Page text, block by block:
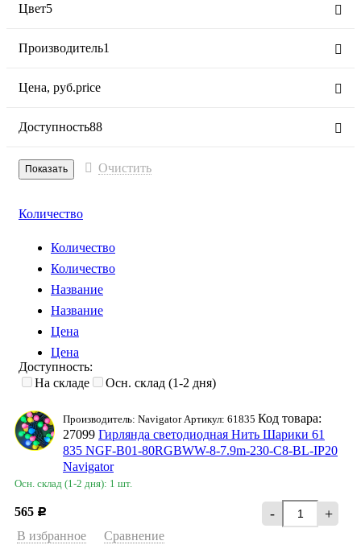
Цвет5
Производитель1
Цена, руб.price
Доступность88
Очистить
Количество
Количество
Количество
Название
Название
Цена
Цена
Доступность:
На складе
Осн. склад (1-2 дня)
Производитель: Navigator Артикул: 61835 Код товара:
27099 Гирлянда светодиодная Нить Шарики 61
835 NGF-B01-80RGBWW-8-7.9m-230-C8-BL-IP20
Navigator
Осн. склад (1-2 дня): 1 шт.
565 Р - +
В избранное Сравнение